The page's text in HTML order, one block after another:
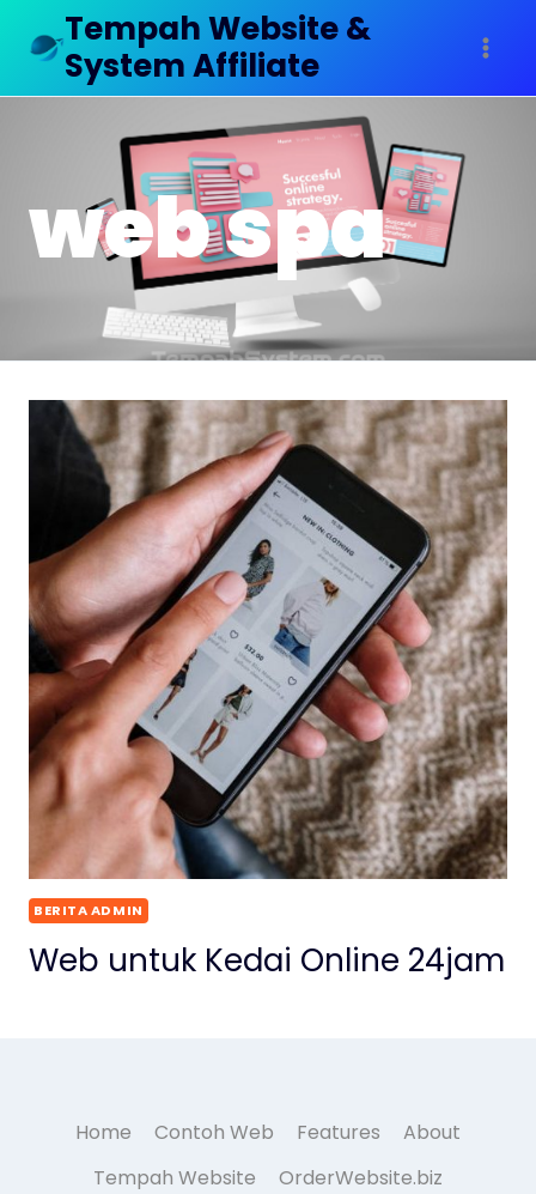
Tempah Website &
System Affiliate
web spa
BERITA ADMIN
Web untuk Kedai Online 24jam
Home Contoh Web Features
About
Tempah Website
OrderWebsite.biz